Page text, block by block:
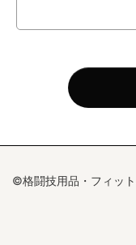
©格闘技用品・フィッ